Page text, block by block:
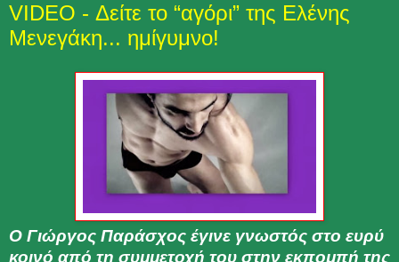
VIDEO - Δείτε το “αγόρι” της Ελένης
Μενεγάκη... ημίγυμνο!
Ο Γιώργος Παράσχος έγινε γνωστός στο ευρύ
κοινό από τη συμμετοχή του στην εκπομπή της